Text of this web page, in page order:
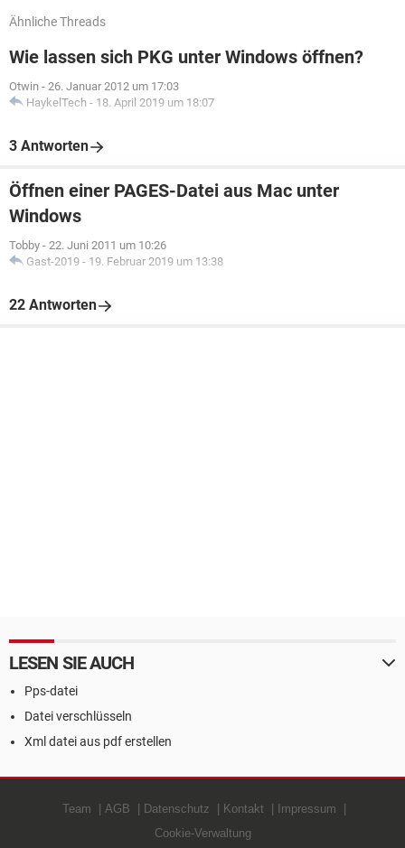
Ähnliche Threads
Wie lassen sich PKG unter Windows öffnen?
Otwin - 26. Januar 2012 um 17:03
HaykelTech - 18. April 2019 um 18:07
3 Antworten
Öffnen einer PAGES-Datei aus Mac unter
Windows
Tobby - 22. Juni 2011 um 10:26
Gast-2019 - 19. Februar 2019 um 13:38
22 Antworten
LESEN SIE AUCH
Pps-datei
Datei verschlüsseln
Xml datei aus pdf erstellen
Team AGB Datenschutz Kontakt
Impressum
Cookie-Verwaltung